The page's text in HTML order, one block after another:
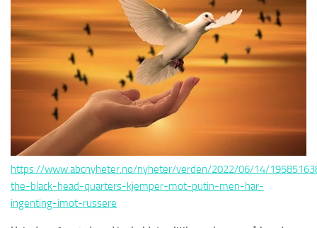
https://www.abcnyheter.no/nyheter/verden/2022/06/14/
the-black-head-quarters-kjemper-mot-putin-men-har-
ingenting-imot-russere